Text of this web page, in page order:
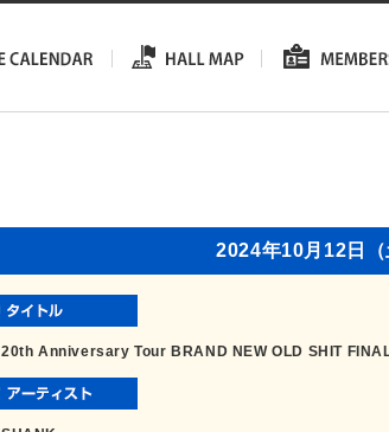
2024年10月12日（
20th Anniversary Tour BRAND NEW OLD SHIT